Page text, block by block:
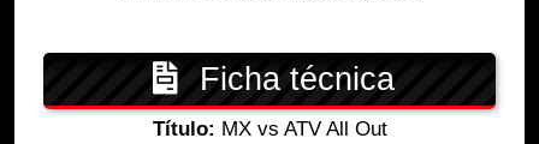
Ficha técnica
Título: MX vs ATV All Out